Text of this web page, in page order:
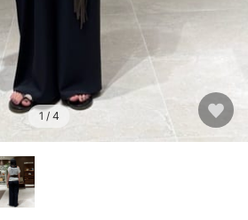
1 / 4